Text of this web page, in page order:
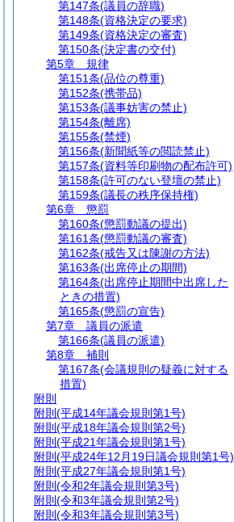
第147条(議員の辞職)
第148条(資格決定の要求)
第149条(資格決定の審査)
第150条(決定書の交付)
第5章
規律
第151条(品位の尊重)
第152条(携帯品)
第153条(議事妨害の禁止)
第154条(離席)
第155条(禁煙)
第156条(新聞紙等の閲読禁止)
第157条(資料等印刷物の配布許可)
第158条(許可のない登壇の禁止)
第159条(議長の秩序保持権)
第6章
懲罰
第160条(懲罰動議の提出)
第161条(懲罰動議の審査)
第162条(戒告又は陳謝の方法)
第163条(出席停止の期間)
第164条(出席停止期間中出席した
ときの措置)
第165条(懲罰の宣告)
第7章
議員の派遣
第166条(議員の派遣)
第8章
補則
第167条(会議規則の疑義に対する
措置)
附則
附則 (平成14年議会規則第1号)
附則 (平成18年議会規則第2号)
附則 (平成21年議会規則第1号)
附則 (平成24年12月19日議会規則第1号)
附則 (平成27年議会規則第1号)
附則 (令和2年議会規則第3号)
附則 (令和3年議会規則第2号)
附則 (令和3年議会規則第3号)